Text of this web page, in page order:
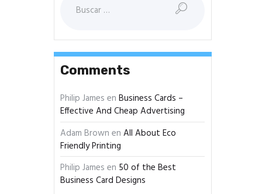
Comments
Philip James enBusiness Cards –
Effective And Cheap Advertising
Adam Brown enAll About Eco
Friendly Printing
Philip James en 50 of the Best
Business Card Designs